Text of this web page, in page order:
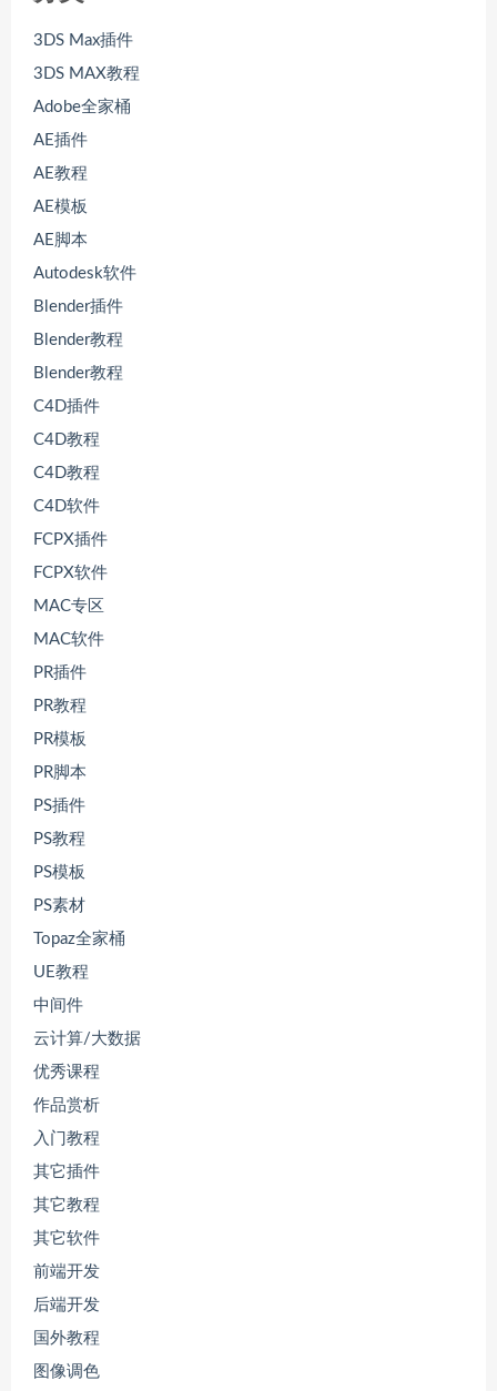
3DS Max插件
3DS MAX教程
Adobe全家桶
AE插件
AE教程
AE模板
AE脚本
Autodesk软件
Blender插件
Blender教程
Blender教程
C4D插件
C4D教程
C4D教程
C4D软件
FCPX插件
FCPX软件
MAC专区
MAC软件
PR插件
PR教程
PR模板
PR脚本
PS插件
PS教程
PS模板
PS素材
Topaz全家桶
UE教程
中间件
云计算/大数据
优秀课程
作品赏析
入门教程
其它插件
其它教程
其它软件
前端开发
后端开发
国外教程
图像调色